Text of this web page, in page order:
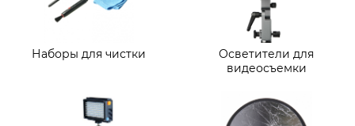
Наборы для чистки
Осветители для
видеосъемки